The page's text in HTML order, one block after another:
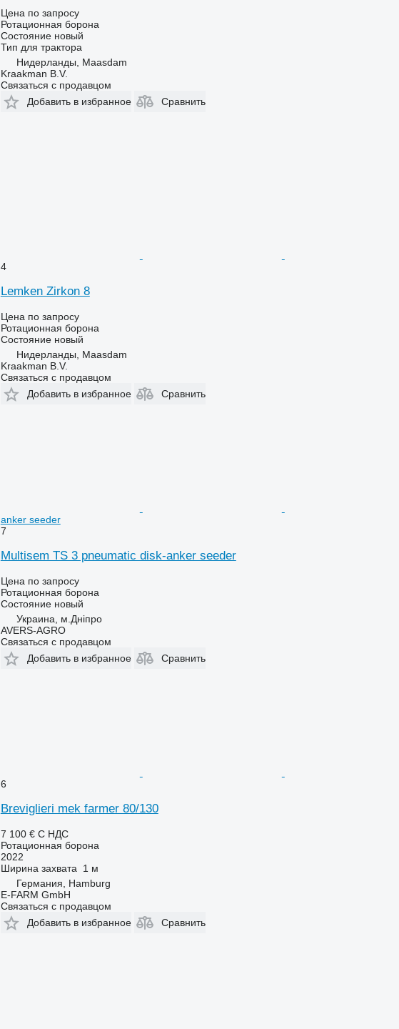
Цена по запросу
Ротационная борона
Состояниеновый
Тип для трактора
Нидерланды, Maasdam
Kraakman B.V.
Связаться с продавцом
Добавить в избранное
Сравнить
4
Lemken Zirkon 8
Цена по запросу
Ротационная борона
Состояниеновый
Нидерланды, Maasdam
Kraakman B.V.
Связаться с продавцом
Добавить в избранное
Сравнить
anker seeder
7
Multisem TS 3 pneumatic disk-anker seeder
Цена по запросу
Ротационная борона
Состояниеновый
Украина, м.Дніпро
AVERS-AGRO
Связаться с продавцом
Добавить в избранное
Сравнить
6
Breviglieri mek farmer 80/130
7 100 € С НДС
Ротационная борона
2022
Ширина захвата
1 м
Германия, Hamburg
E-FARM GmbH
Связаться с продавцом
Добавить в избранное
Сравнить